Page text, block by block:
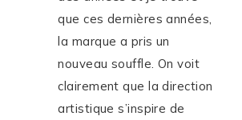
que ces dernières années,
la marque a pris un
nouveau souffle. On voit
clairement que la direction
artistique s’inspire de